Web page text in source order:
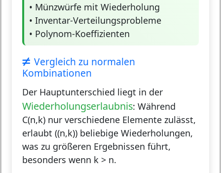
• Münzwürfe mit Wiederholung
• Inventar-Verteilungsprobleme
• Polynom-Koeffizienten
Vergleich zu normalen
Kombinationen
Der Hauptunterschied liegt in der
Wiederholungserlaubnis: Während
C(n,k) nur verschiedene Elemente zulässt,
erlaubt ((n,k)) beliebige Wiederholungen,
was zu größeren Ergebnissen führt,
besonders wenn k > n.